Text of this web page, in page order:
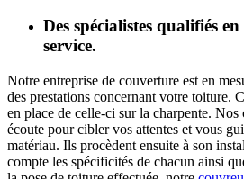
Des spécialistes qualifiés
service.
Notre entreprise de couverture est en
des prestations concernant votre toiture.
en place de celle-ci sur la charpente. Nos
écoute pour cibler vos attentes et vous
matériau. Ils procèdent ensuite à son
compte les spécificités de chacun ainsi